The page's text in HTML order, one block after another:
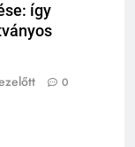
így
0